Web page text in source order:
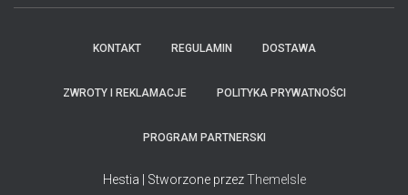
KONTAKT REGULAMIN DOSTAWA
ZWROTY I REKLAMACJE POLITYKA PRYWATNOŚCI
PROGRAM PARTNERSKI
Hestia | Stworzone przezThemeIsle